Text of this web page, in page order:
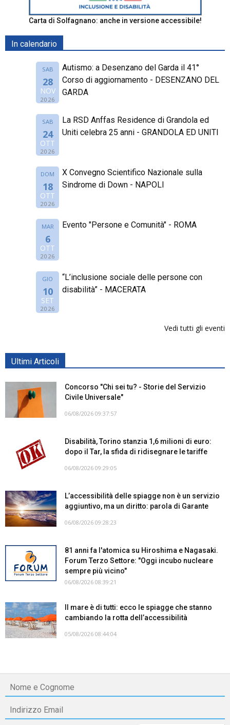
Carta di Solfagnano: anche in versione accessibile!
In calendario
SAB
28
NOV
2026
Autismo: a Desenzano del Garda il 41°
Corso di aggiornamento - DESENZANO DEL
GARDA
SAB
24
OTT
2026
La RSD Anffas Residence di Grandola ed
Uniti celebra 25 anni - GRANDOLA ED UNITI
DOM
18
OTT
2026
X Convegno Scientifico Nazionale sulla
Sindrome di Down - NAPOLI
MAR
6
OTT
2026
Evento "Persone e Comunità" - ROMA
GIO
10
SET
2026
“L’inclusione sociale delle persone con
disabilità” - MACERATA
Vedi tutti gli eventi
Ultimi Articoli
Concorso "Chi sei tu? - Storie del Servizio
Civile Universale"
06/08/2026 09:37:57
Disabilità, Torino stanzia 1,6 milioni di euro:
dopo il Tar, la sfida di ridisegnare le tariffe
06/08/2026 09:29:05
L’accessibilità delle spiagge non è un servizio
aggiuntivo, ma un diritto: parola di Garante
06/08/2026 09:28:23
81 anni fa l'atomica su Hiroshima e Nagasaki.
Forum Terzo Settore: "Oggi incubo nucleare
sempre più vicino"
06/08/2026 08:39:21
Il mare è di tutti: ecco le spiagge che stanno
cambiando la rotta dell’accessibilità
05/08/2026 08:44:04